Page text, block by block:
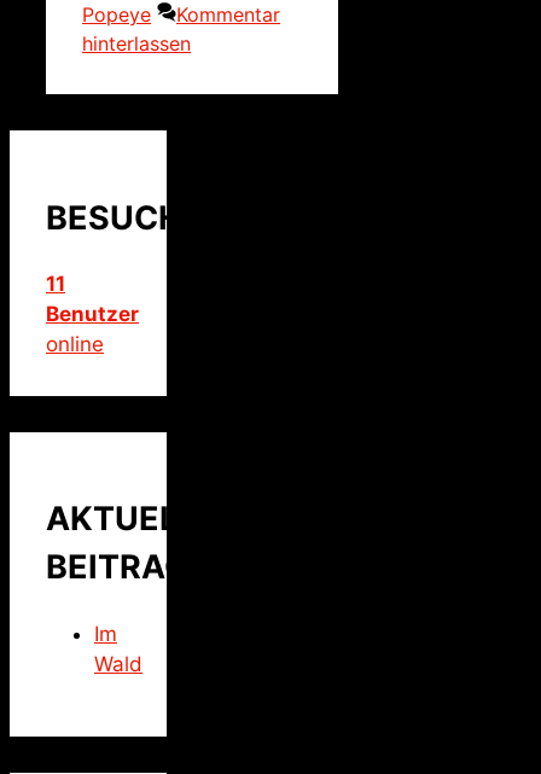
Popeye
Kommentar
hinterlassen
BESUCHER
11
Benutzer
online
AKTUELLER
BEITRAG
Im
Wald